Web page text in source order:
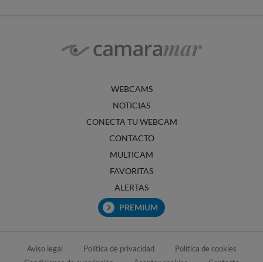
WEBCAMS
NOTICIAS
CONECTA TU WEBCAM
CONTACTO
MULTICAM
FAVORITAS
ALERTAS
PREMIUM
Aviso legal Política de privacidad
Política de cookies